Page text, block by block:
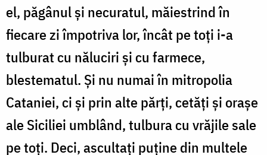
el, păgânul și necuratul, măiestrind în
fiecare zi împotriva lor, încât pe toți i-a
tulburat cu năluciri și cu farmece,
blestematul. Și nu numai în mitropolia
Cataniei, ci și prin alte părți, cetăți și orașe
ale Siciliei umblând, tulbura cu vrăjile sale
pe toți. Deci, ascultați puține din multele